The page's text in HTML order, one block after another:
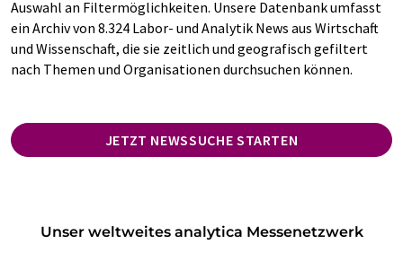
Auswahl an Filtermöglichkeiten. Unsere Datenbank umfasst
ein Archiv von 8.324 Labor- und Analytik News aus Wirtschaft
und Wissenschaft, die sie zeitlich und geografisch gefiltert
nach Themen und Organisationen durchsuchen können.
JETZT NEWSSUCHE STARTEN
Unser weltweites analytica Messenetzwerk